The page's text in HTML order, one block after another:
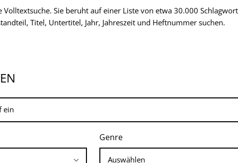
Sie beruht auf einer Liste von etwa 30.000
Titel, Untertitel, Jahr, Jahreszeit und Heftnummer suchen.
Genre